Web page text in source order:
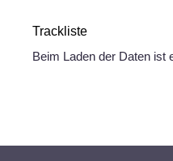
Trackliste
Beim Laden der Daten ist